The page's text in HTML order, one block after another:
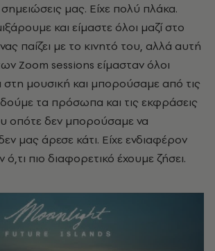
σημειώσεις μας. Είχε πολύ πλάκα.
και είμαστε όλοι μαζί στο
παίζει με το κινητό του, αλλά αυτή
Zoom sessions είμασταν όλοι
μουσική και μπορούσαμε από τις
τα πρόσωπα και τις εκφράσεις
οπότε δεν μπορούσαμε να
μας άρεσε κάτι. Είχε ενδιαφέρον
ό,τι πιο διαφορετικό έχουμε ζήσει.